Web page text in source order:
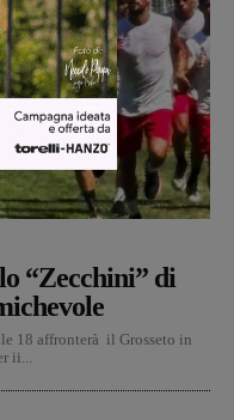
“Zecchini” di
18 affronterà il Grosseto in
ii...